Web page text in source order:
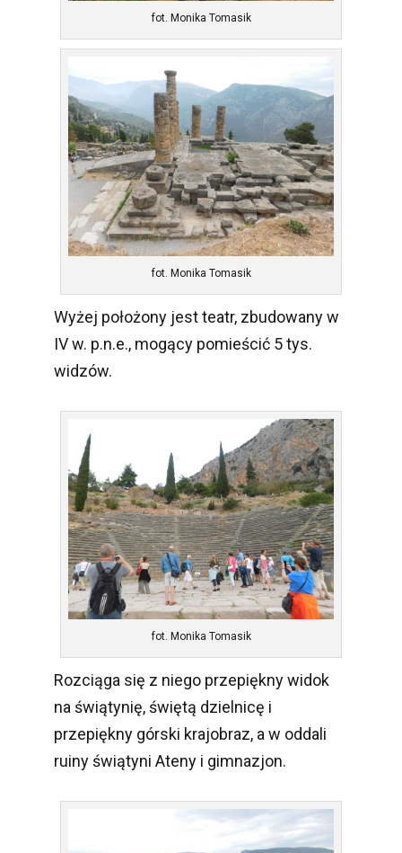
fot. Monika Tomasik
fot. Monika Tomasik
Wyżej położony jest teatr, zbudowany w
IV w. p.n.e., mogący pomieścić 5 tys.
widzów.
fot. Monika Tomasik
Rozciąga się z niego przepiękny widok
na świątynię, świętą dzielnicę i
przepiękny górski krajobraz, a w oddali
ruiny świątyni Ateny i gimnazjon.